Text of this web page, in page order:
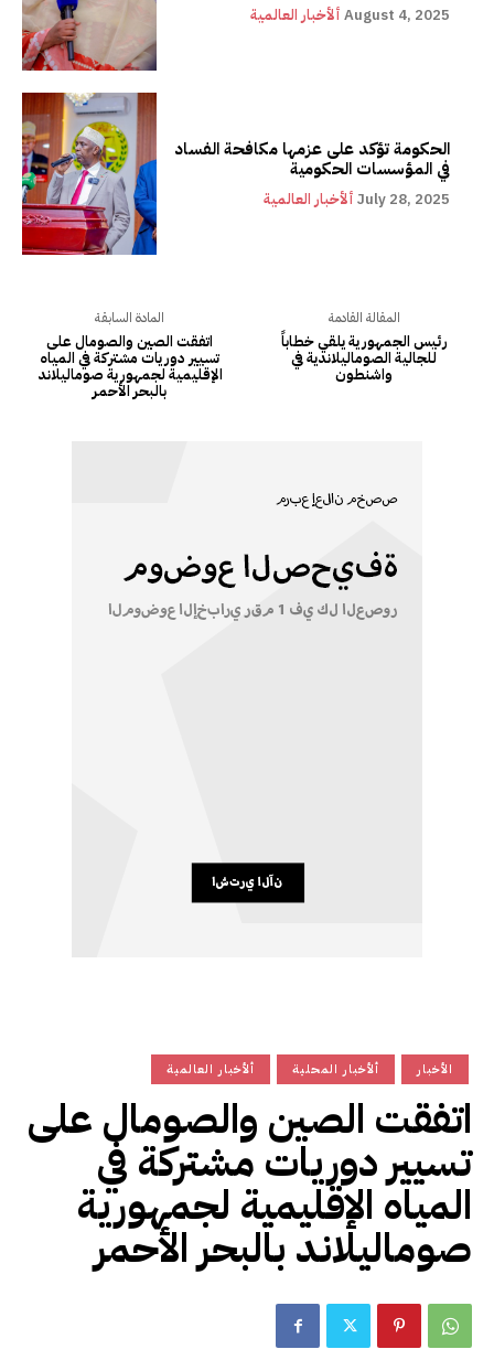
ألأخبار العالمية August 4, 2025
الحكومة تؤكد على عزمها مكافحة الفساد
في المؤسسات الحكومية
ألأخبار العالمية July 28, 2025
المادة السابقة
اتفقت الصين والصومال على
تسيير دوريات مشتركة في المياه
الإقليمية لجمهورية صوماليلاند
بالبحر الأحمر
المقالة القادمة
رئيس الجمهورية يلقي خطاباً
للجالية الصوماليلاندية في
واشنطون